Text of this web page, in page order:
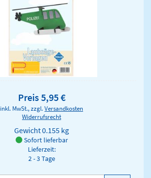
Preis 5,95 €
inkl. MwSt., zzgl.Versandkosten
Widerrufsrecht
Gewicht0.155 kg
Sofort lieferbar
Lieferzeit:
2 - 3 Tage